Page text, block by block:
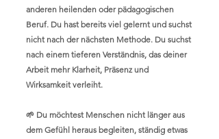
anderen heilenden oder pädagogischen
Beruf. Du hast bereits viel gelernt und suchst
nicht nach der nächsten Methode. Du suchst
nach einem tieferen Verständnis, das deiner
Arbeit mehr Klarheit, Präsenz und
Wirksamkeit verleiht.
🌱 Du möchtest Menschen nicht länger aus
dem Gefühl heraus begleiten, ständig etwas